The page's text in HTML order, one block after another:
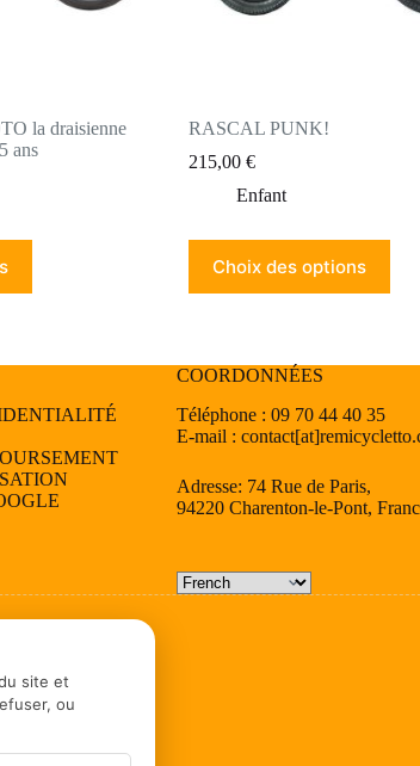
la draisienne
ans
RASCAL PUNK!
215,00 €
Enfant
Choix des options
produit
a
options
être
choisies
la
page
COORDONNÉES
Téléphone : 09 70 44 40 35
E-mail :
Adresse: 74 Rue de Paris,
94220 Charenton-le-Pont,
site et
ou